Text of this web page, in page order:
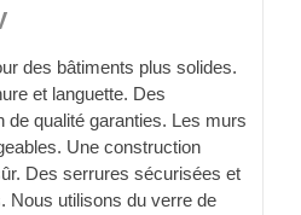
des bâtiments plus solides.
et languette. Des
de qualité garanties. Les murs
Une construction
Des serrures sécurisées et
Nous utilisons du verre de